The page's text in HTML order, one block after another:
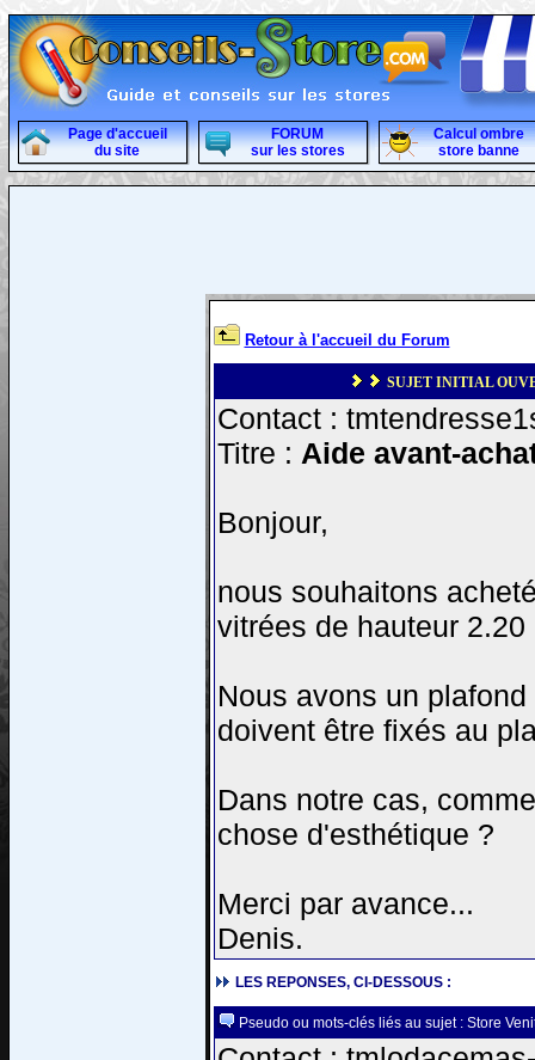
Page d'accueil
du site
FORUM
sur les stores
Calcul ombre
store banne
Retour à l'accueil du Forum
SUJET INITIAL
Contact :
Titre : Aide avant-
Bonjour,
nous souhaitons
vitrées de hauteur
Nous avons un
doivent être fixés au
Dans notre cas,
chose d'esthétique ?
Merci par avance...
Denis.
LES REPONSES, CI-DESSOUS :
Pseudo ou mots-clés liés au sujet : Store